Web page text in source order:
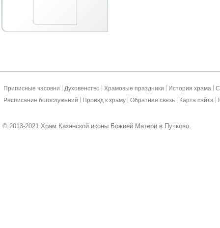
Приписные часовни Духовенство Храмовые праздники История храма
Расписание богослужений
Проезд к храму Обратная связь Карта сайта
© 2013-2021 Храм Казанской иконы Божией Матери в Пучково.